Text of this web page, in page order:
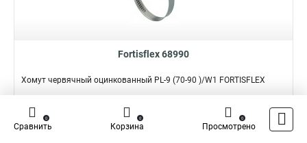
Fortisflex 68990
Хомут червячный оцинкованный PL-9 (70-90 )/W1 FORTISFLEX
Подробнее Сравнить
Наличие:
Сравнить
0
Корзина
0
Просмотрено
0